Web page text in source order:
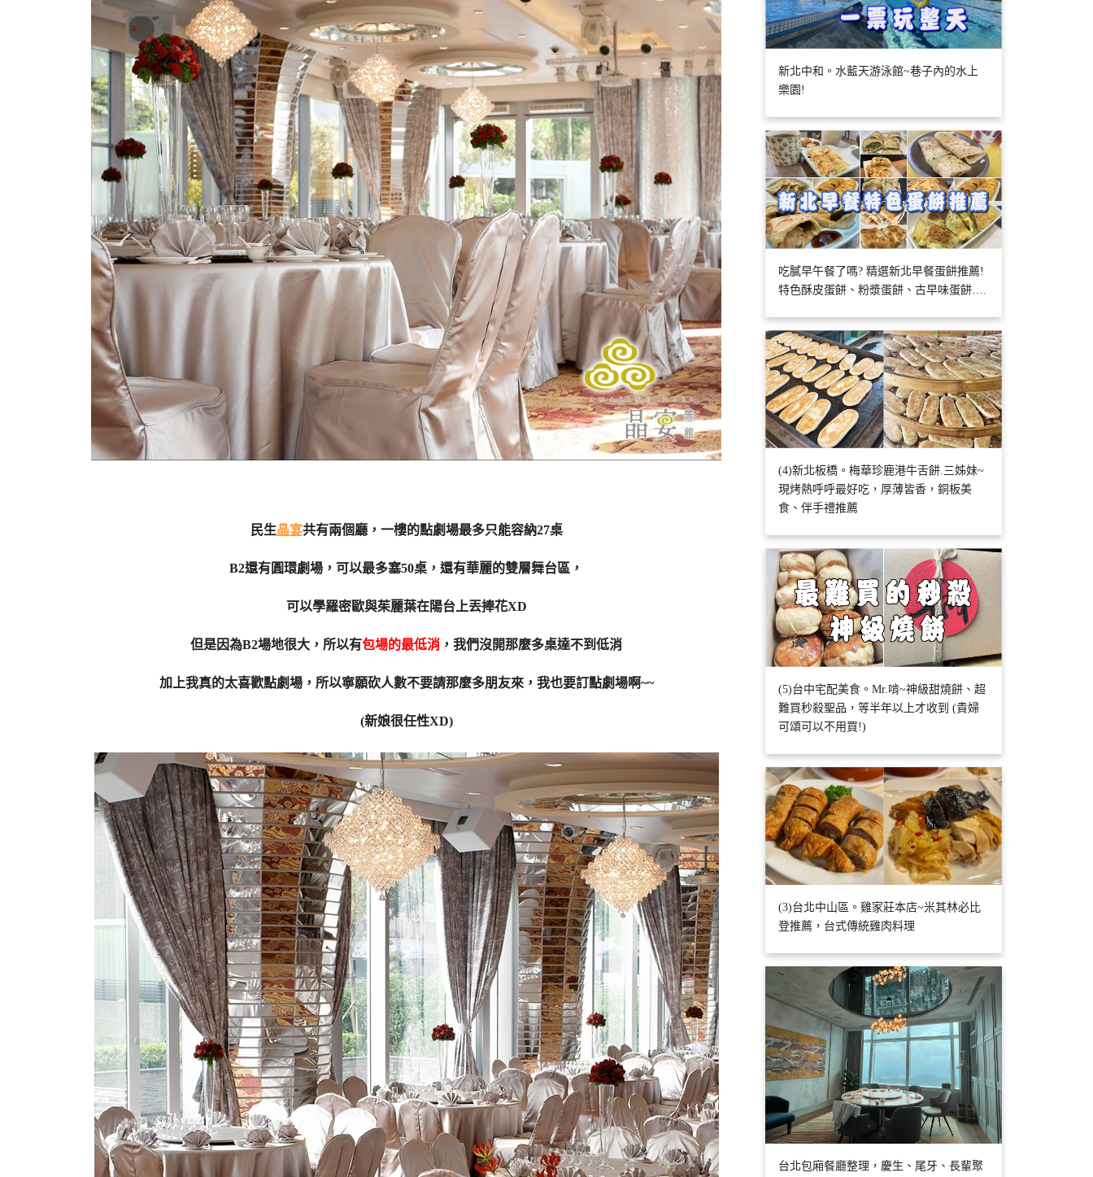
民生晶宴共有兩個廳，一樓的點劇場最多只能容納27桌
B2還有圓環劇場，可以最多塞50桌，還有華麗的雙層舞台區，
可以學羅密歐與茱麗葉在陽台上丟捧花XD
但是因為B2場地很大，所以有包場的最低消 ，我們沒開那麼多桌達不到低消
加上我真的太喜歡點劇場，所以寧願砍人數不要請那麼多朋友來，我也要訂點劇場啊~~
(新娘很任性XD)
新北中和。水藍天游泳館~巷子內的水上
樂園!
吃膩早午餐了嗎? 精選新北早餐蛋餅推薦!
特色酥皮蛋餅、粉漿蛋餅、古早味蛋餅….
(4)新北板橋。梅華珍鹿港牛舌餅.三姊妹~
現烤熱呼呼最好吃，厚薄皆香，銅板美
食、伴手禮推薦
(5)台中宅配美食。Mr.啃~神級甜燒餅、超
難買秒殺聖品，等半年以上才收到 (貴婦
可頌可以不用買!)
(3)台北中山區。雞家莊本店~米其林必比
登推薦，台式傳統雞肉料理
台北包廂餐廳整理，慶生、尾牙、長輩聚